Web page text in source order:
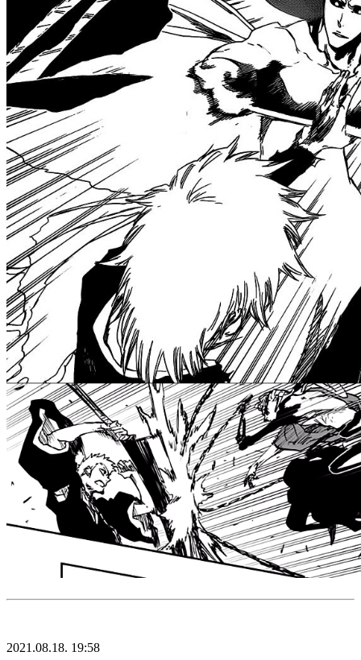
2021.08.18. 19:58